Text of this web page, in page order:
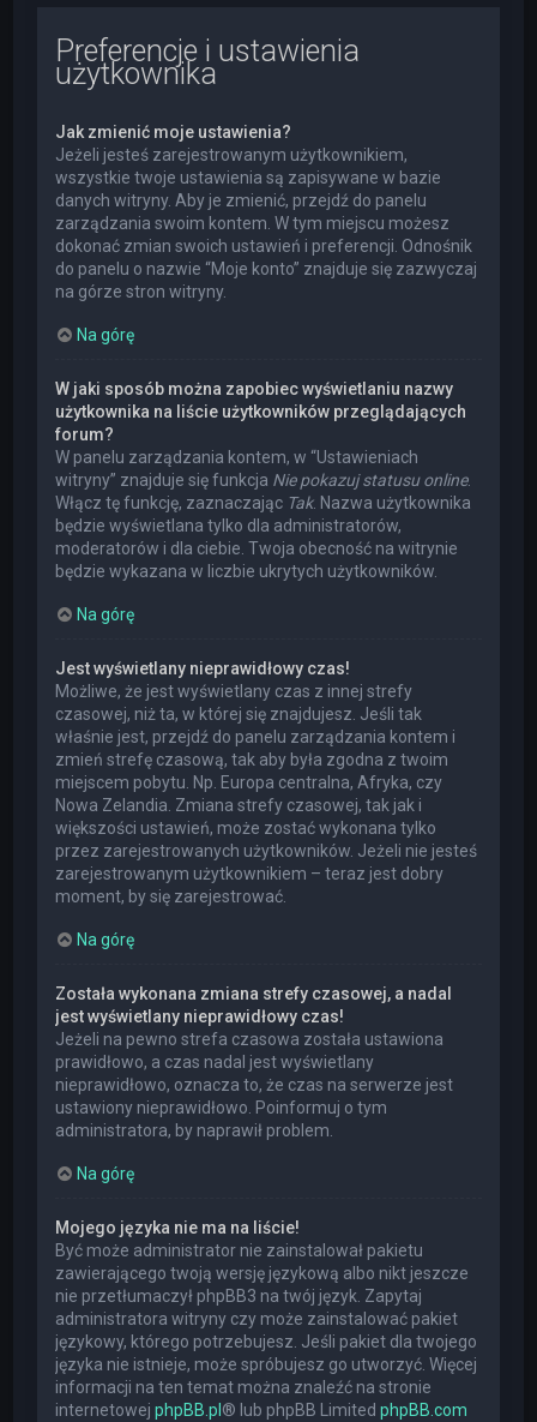
Preferencje i ustawienia
użytkownika
Jak zmienić moje ustawienia?
Jeżeli jesteś zarejestrowanym użytkownikiem,
wszystkie twoje ustawienia są zapisywane w bazie
danych witryny. Aby je zmienić, przejdź do panelu
zarządzania swoim kontem. W tym miejscu możesz
dokonać zmian swoich ustawień i preferencji. Odnośnik
do panelu o nazwie “Moje konto” znajduje się zazwyczaj
na górze stron witryny.
Na górę
W jaki sposób można zapobiec wyświetlaniu nazwy
użytkownika na liście użytkowników przeglądających
forum?
W panelu zarządzania kontem, w “Ustawieniach
witryny” znajduje się funkcja Nie pokazuj statusu online.
Włącz tę funkcję, zaznaczając Tak. Nazwa użytkownika
będzie wyświetlana tylko dla administratorów,
moderatorów i dla ciebie. Twoja obecność na witrynie
będzie wykazana w liczbie ukrytych użytkowników.
Na górę
Jest wyświetlany nieprawidłowy czas!
Możliwe, że jest wyświetlany czas z innej strefy
czasowej, niż ta, w której się znajdujesz. Jeśli tak
właśnie jest, przejdź do panelu zarządzania kontem i
zmień strefę czasową, tak aby była zgodna z twoim
miejscem pobytu. Np. Europa centralna, Afryka, czy
Nowa Zelandia. Zmiana strefy czasowej, tak jak i
większości ustawień, może zostać wykonana tylko
przez zarejestrowanych użytkowników. Jeżeli nie jesteś
zarejestrowanym użytkownikiem – teraz jest dobry
moment, by się zarejestrować.
Na górę
Została wykonana zmiana strefy czasowej, a nadal
jest wyświetlany nieprawidłowy czas!
Jeżeli na pewno strefa czasowa została ustawiona
prawidłowo, a czas nadal jest wyświetlany
nieprawidłowo, oznacza to, że czas na serwerze jest
ustawiony nieprawidłowo. Poinformuj o tym
administratora, by naprawił problem.
Na górę
Mojego języka nie ma na liście!
Być może administrator nie zainstalował pakietu
zawierającego twoją wersję językową albo nikt jeszcze
nie przetłumaczył phpBB3 na twój język. Zapytaj
administratora witryny czy może zainstalować pakiet
językowy, którego potrzebujesz. Jeśli pakiet dla twojego
języka nie istnieje, może spróbujesz go utworzyć. Więcej
informacji na ten temat można znaleźć na stronie
internetowejphpBB.pl ® lub phpBB LimitedphpBB.com